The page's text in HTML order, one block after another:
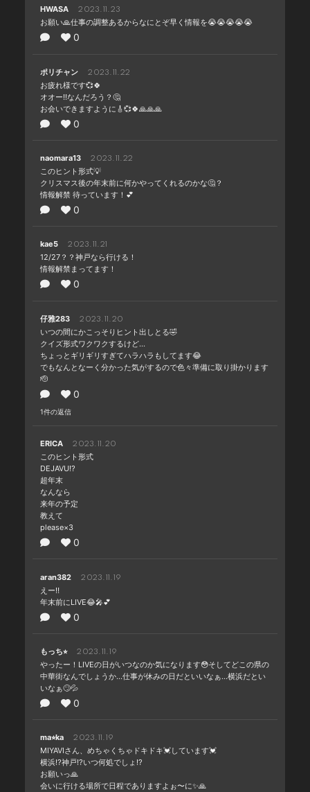
HWASA 2023.11.23
お願い🙏仕事の調整あるからなにとぞ早く情報を😭😭😭😭😭
0
ポリチャン 2023.11.22
お疲れ様です💞🍀
オオー!!なんだろう？🤔
お会いできますように🎸💞🍀🙏🙏🙏
0
naomara13 2023.11.22
このヒント形式💡
クリスマス後の年末前に何かやってくれるのかな🤔？
情報解禁 待っています！💕
0
kae5 2023.11.21
12/27？？神戸なら行ける！
情報解禁まってます！
0
仔雅283 2023.11.20
いつの間にかこっそりヒント出しとる🤣
クイズ形式ワクワクするけど…
ちょっとギリギリすぎてハラハラもしてます😂
でもなんとなーく分かった気がするので色々準備に取り掛かります
🫡
0
1件の返信
ERICA 2023.11.20
このヒント形式
DEJAVU⁉️
超年末
なんなら
来年の予定
教えて
please×3
0
aran382 2023.11.19
えー‼️
年末前にLIVE😂🎤💕
0
もっち⭐︎ 2023.11.19
やったー！LIVEの日がいつなのか気になります😳そしてどこの県の
中華街なんでしょうか…仕事が休みの日だといいなぁ…横浜だとい
いなぁ🙄💦
0
ma⭐︎ka 2023.11.19
MIYAVIさん、めちゃくちゃドキドキ💓しています💓
横浜⁉️神戸⁉️いつ何処でしょ⁉️
お願いっ🙏
会いに行ける場所で日程でありますよぉ〜に✨🙏